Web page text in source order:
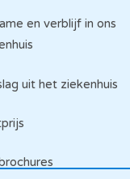
en verblijf in ons
uit het ziekenhuis